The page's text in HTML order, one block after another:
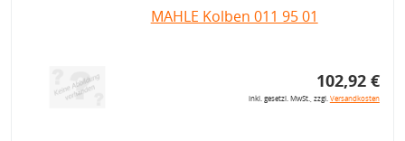
MAHLE Kolben 011 95 01
102,92 €
inkl. gesetzl. MwSt., zzgl.Versandkosten